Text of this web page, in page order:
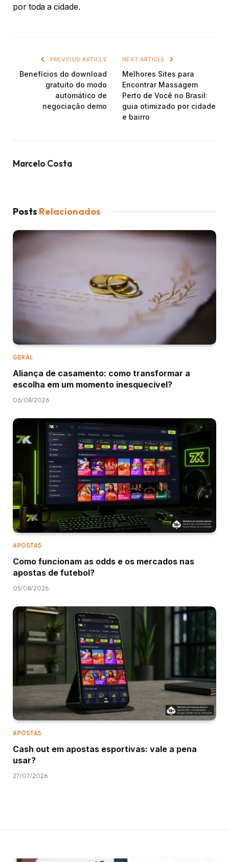
por toda a cidade.
PREVIOUS ARTICLE
Benefícios do download
gratuito do modo
automático de
negociação demo
NEXT ARTICLE
Melhores Sites para
Encontrar Massagem
Perto de Você no Brasil:
guia otimizado por cidade
e bairro
Marcelo Costa
Posts Relacionados
GERAL
Aliança de casamento: como transformar a
escolha em um momento inesquecível?
06/08/2026
APOSTAS
Como funcionam as odds e os mercados nas
apostas de futebol?
05/08/2026
APOSTAS
Cash out em apostas esportivas: vale a pena
usar?
27/07/2026